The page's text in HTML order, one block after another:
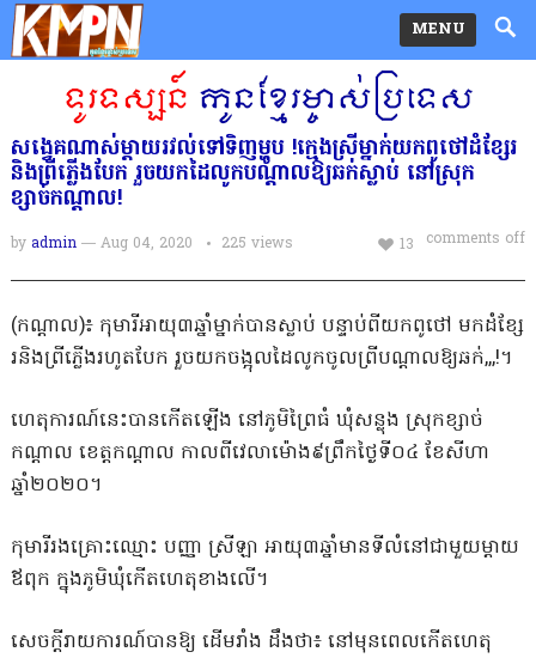
MENU
សង្វេគណាស់ម្ដាយរវល់ទៅទិញម្ហូប !ក្មេងស្រីម្នាក់យកពូថៅដំខ្សែរ
និងព្រីភ្លើងបែក រួចយកដៃលូកបណ្ដាលឱ្យឆក់ស្លាប់ នៅស្រុក
ខ្សាច់កណ្ដាល!
by admin — Aug 04, 2020 225 views comments off
13
(កណ្ដាល)៖ កុមារីអាយុ៣ឆ្នាំម្នាក់បានស្លាប់ បន្ទាប់ពីយកពូថៅ មកដំខ្សែ
រនិងព្រីភ្លើងរហូតបែក រួចយកចង្អុលដៃលូកចូលព្រីបណ្ដាលឱ្យឆក់,,,!។
ហេតុការណ៍នេះបានកើតឡើង នៅភូមិព្រៃធំ ឃុំសន្លុង ស្រុកខ្សាច់
កណ្តាល ខេត្តកណ្តាល កាលពីវេលាម៉ោង៩ព្រឹកថ្ងៃទី០៤ ខែសីហា
ឆ្នាំ២០២០។
កុមារីរងគ្រោះឈ្មោះ បញ្ញា ស្រីឡា អាយុ៣ឆ្នាំមានទីលំនៅជាមួយម្ដាយ
ឪពុក ក្នុងភូមិឃុំកើតហេតុខាងលើ។
សេចក្ដីរាយការណ៍បានឱ្យ ដើមរាំង ដឹងថា៖ នៅមុនពេលកើតហេតុ